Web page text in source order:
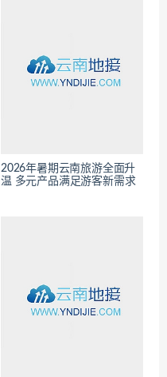
2026年暑期云南旅游全面升
温 多元产品满足游客新需求